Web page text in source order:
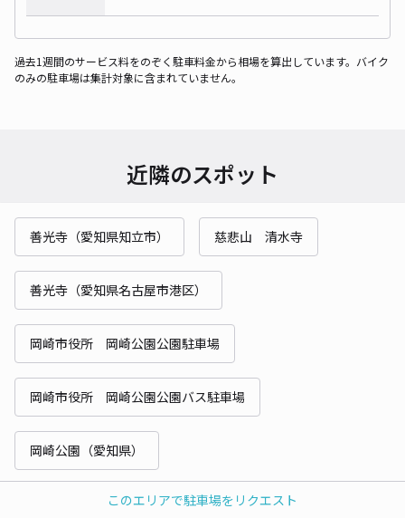
このエリアで駐車場をリクエスト
過去1週間のサービス料をのぞく駐車料金から相場を算出しています。バイク
のみの駐車場は集計対象に含まれていません。
近隣のスポット
善光寺（愛知県知立市） 慈悲山 清水寺
善光寺（愛知県名古屋市港区）
岡崎市役所 岡崎公園公園駐車場
岡崎市役所 岡崎公園公園バス駐車場
岡崎公園（愛知県）
善光寺（愛知県岡崎市伊賀町地蔵ケ入）